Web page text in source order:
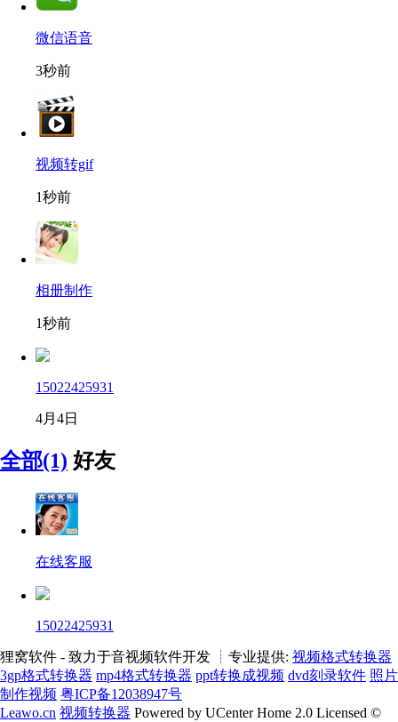
微信语音
3秒前
视频转gif
1秒前
相册制作
1秒前
15022425931
4月4日
全部(1) 好友
在线客服
15022425931
狸窝软件 - 致力于音视频软件开发 ┊专业提供: 视频格式转换器
3gp格式转换器 mp4格式转换器 ppt转换成视频 dvd刻录软件 照片
制作视频 粤ICP备12038947号
Leawo.cn 视频转换器 Powered by UCenter Home 2.0 Licensed ©